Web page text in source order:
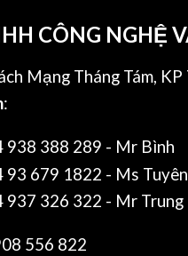
CÔNG NGHỆ
Mạng Tháng Tám,
:
938 388 289 - Mr Bình
93 679 1822 - Ms Tuyên
937 326 322 - Mr Trung
556 822